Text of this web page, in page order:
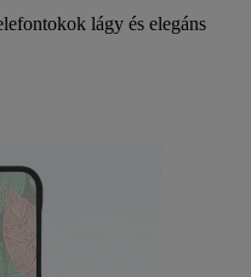
lágy és elegáns